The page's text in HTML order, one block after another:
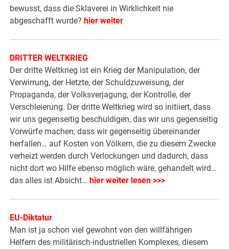
bewusst, dass die Sklaverei in Wirklichkeit nie
abgeschafft wurde? hier weiter
DRITTER WELTKRIEG
Der dritte Weltkrieg ist ein Krieg der Manipulation, der
Verwirrung, der Hetzte, der Schuldzuweisung, der
Propaganda, der Volksverjagung, der Kontrolle, der
Verschleierung. Der dritte Weltkrieg wird so initiiert, dass
wir uns gegenseitig beschuldigen, das wir uns gegenseitig
Vorwürfe machen, dass wir gegenseitig übereinander
herfallen… auf Kosten von Völkern, die zu diesem Zwecke
verheizt werden durch Verlockungen und dadurch, dass
nicht dort wo Hilfe ebenso möglich wäre, gehandelt wird…
das alles ist Absicht… hier weiter lesen >>>
EU-Diktatur
Man ist ja schon viel gewohnt von den willfährigen
Helfern des militärisch-industriellen Komplexes, diesem